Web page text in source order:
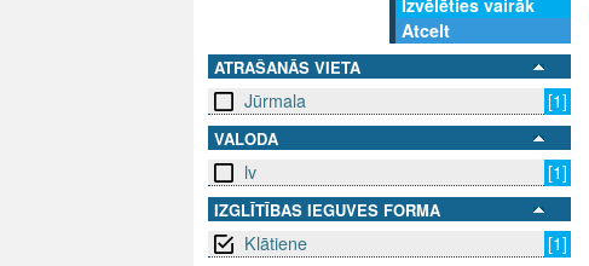
Izvēlēties vairāk
Atcelt
ATRAŠANĀS VIETA
Jūrmala [1]
VALODA
lv [1]
IZGLĪTĪBAS IEGUVES FORMA
Klātiene
[1]